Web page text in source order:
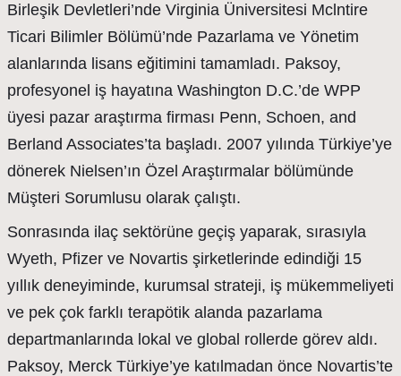
Birleşik Devletleri’nde Virginia Üniversitesi Mclntire
Ticari Bilimler Bölümü’nde Pazarlama ve Yönetim
alanlarında lisans eğitimini tamamladı. Paksoy,
profesyonel iş hayatına Washington D.C.’de WPP
üyesi pazar araştırma firması Penn, Schoen, and
Berland Associates’ta başladı. 2007 yılında Türkiye’ye
dönerek Nielsen’ın Özel Araştırmalar bölümünde
Müşteri Sorumlusu olarak çalıştı.
Sonrasında ilaç sektörüne geçiş yaparak, sırasıyla
Wyeth, Pfizer ve Novartis şirketlerinde edindiği 15
yıllık deneyiminde, kurumsal strateji, iş mükemmeliyeti
ve pek çok farklı terapötik alanda pazarlama
departmanlarında lokal ve global rollerde görev aldı.
Paksoy, Merck Türkiye’ye katılmadan önce Novartis’te